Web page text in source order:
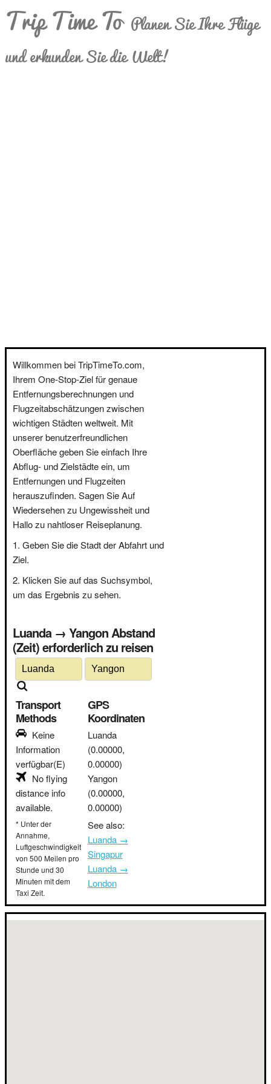
Trip Time To Planen Sie Ihre Flüge
und erkunden Sie die Welt!
Willkommen bei TripTimeTo.com,
Ihrem One-Stop-Ziel für genaue
Entfernungsberechnungen und
Flugzeitabschätzungen zwischen
wichtigen Städten weltweit. Mit
unserer benutzerfreundlichen
Oberfläche geben Sie einfach Ihre
Abflug- und Zielstädte ein, um
Entfernungen und Flugzeiten
herauszufinden. Sagen Sie Auf
Wiedersehen zu Ungewissheit und
Hallo zu nahtloser Reiseplanung.
Geben Sie die Stadt der Abfahrt und
Ziel.
Klicken Sie auf das Suchsymbol,
um das Ergebnis zu sehen.
Luanda → Yangon Abstand
(Zeit) erforderlich zu reisen
Transport
Methods
Keine
Information
verfügbar(E)
No flying
distance info
available.
* Unter der
Annahme,
Luftgeschwindigkeit
von 500 Meilen pro
Stunde und 30
Minuten mit dem
Taxi Zeit.
GPS
Koordinaten
Luanda
(0.00000,
0.00000)
Yangon
(0.00000,
0.00000)
See also:
Luanda →
Singapur
Luanda →
London